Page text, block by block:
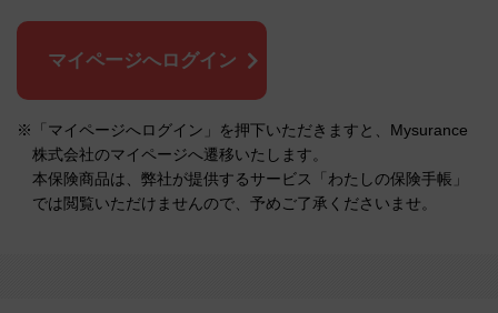
マイページへログイン
※「マイページへログイン」を押下いただきますと、Mysurance
株式会社のマイページへ遷移いたします。
本保険商品は、弊社が提供するサービス「わたしの保険手帳」
では閲覧いただけませんので、予めご了承くださいませ。